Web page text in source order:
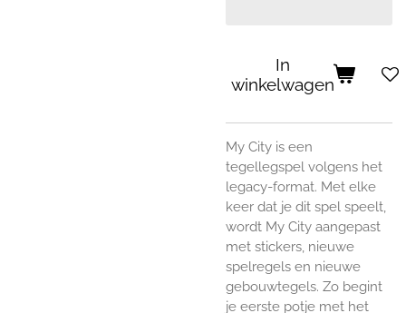
In
winkelwagen
My City is een
tegellegspel volgens het
legacy-format. Met elke
keer dat je dit spel speelt,
wordt My City aangepast
met stickers, nieuwe
spelregels en nieuwe
gebouwtegels. Zo begint
je eerste potje met het